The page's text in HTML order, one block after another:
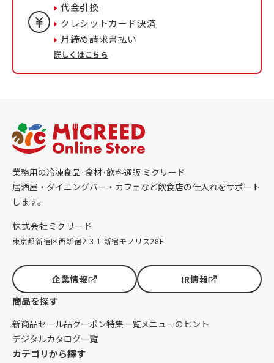
代金引換
クレシットカード決済
月締め請求書払い
詳しくはこちら
業務用の冷凍食品·食材·飲料通販 ミクリード
居酒屋・ダイニングバー・カフェなど飲食店の仕入れをサポート
します。
株式会社ミクリード
東京都新宿区西新宿2-3-1 新宿モノリス28F
企業情報 IR情報
商品を探す
新商品セール品クーポン特集一覧メニューのヒント
デジタルカタログ一覧
カテゴリから探す